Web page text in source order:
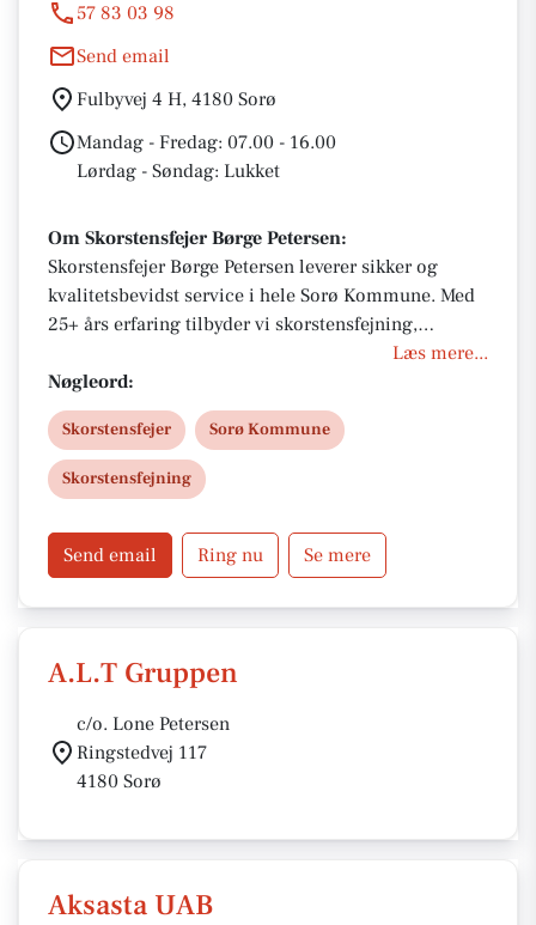
57 83 03 98
Send email
Fulbyvej 4 H, 4180 Sorø
Mandag - Fredag: 07.00 - 16.00
Lørdag - Søndag: Lukket
Om Skorstensfejer Børge Petersen:
Skorstensfejer Børge Petersen leverer sikker og
kvalitetsbevidst service i hele Sorø Kommune. Med
25+ års erfaring tilbyder vi skorstensfejning,
ventilationsrens og tagrenderensning. Vi kender
området og kommer, når det passer dig. Kontakt os
på 57 84 47 47 for et gratis og uforpligtende tilbud –
din sikkerhed og indeklima er vores prioritet!
Læs mere...
Nøgleord:
Skorstensfejer Sorø Kommune
Skorstensfejning
Send email Ring nu Se mere
A.L.T Gruppen
c/o. Lone Petersen
Ringstedvej 117
4180 Sorø
Aksasta UAB